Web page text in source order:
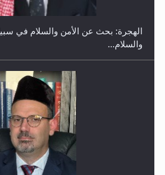
معرض القرآن الكريم لمدة ثلاثين يوما
ريهيماكي في فنلند
شعر المسيح الموعود عليه السلام.....